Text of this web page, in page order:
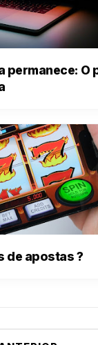
permanece: O
de apostas ?